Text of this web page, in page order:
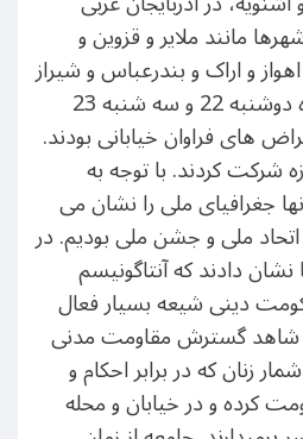
مانند ملایر و قزوین و
و اراک و بندرعباس و شیراز
و زاهدان و غیره، شامگاه دوشنبه 22 و سه شنبه 23
اعتراض های فراوان خیابانی بودند.
مبارزه شرکت کردند. با توجه به
جغرافیای ملی را نشان می
ملی و جشن ملی بودیم. در
دادند که آنتاگونیسم
دینی شیعه بسیار فعال
شاهد گسترش مقاومت مدنی
زنان که در برابر احکام و
کرده و در خیابان و محله